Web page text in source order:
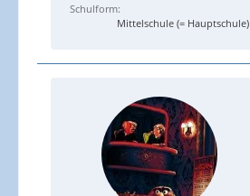
Schulform
Mittelschule (= Hauptschule)